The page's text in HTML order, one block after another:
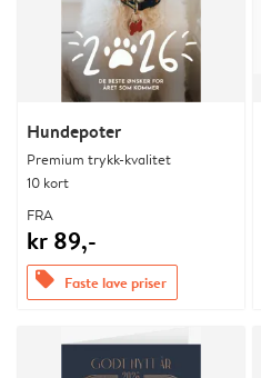
Hundepoter
Premium trykk-kvalitet
10 kort
FRA
kr 89,-
offers Faste lave priser